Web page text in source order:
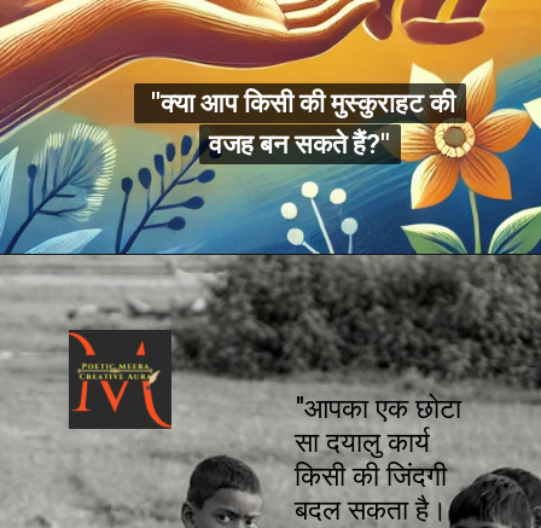
"क्या आप किसी की मुस्कुराहट की
वजह बन सकते हैं?"
"क्या आप किसी की मुस्कुराहट की
वजह बन सकते हैं?"
"आपका एक छोटा
सा दयालु कार्य
किसी की जिंदगी
बदल सकता है।